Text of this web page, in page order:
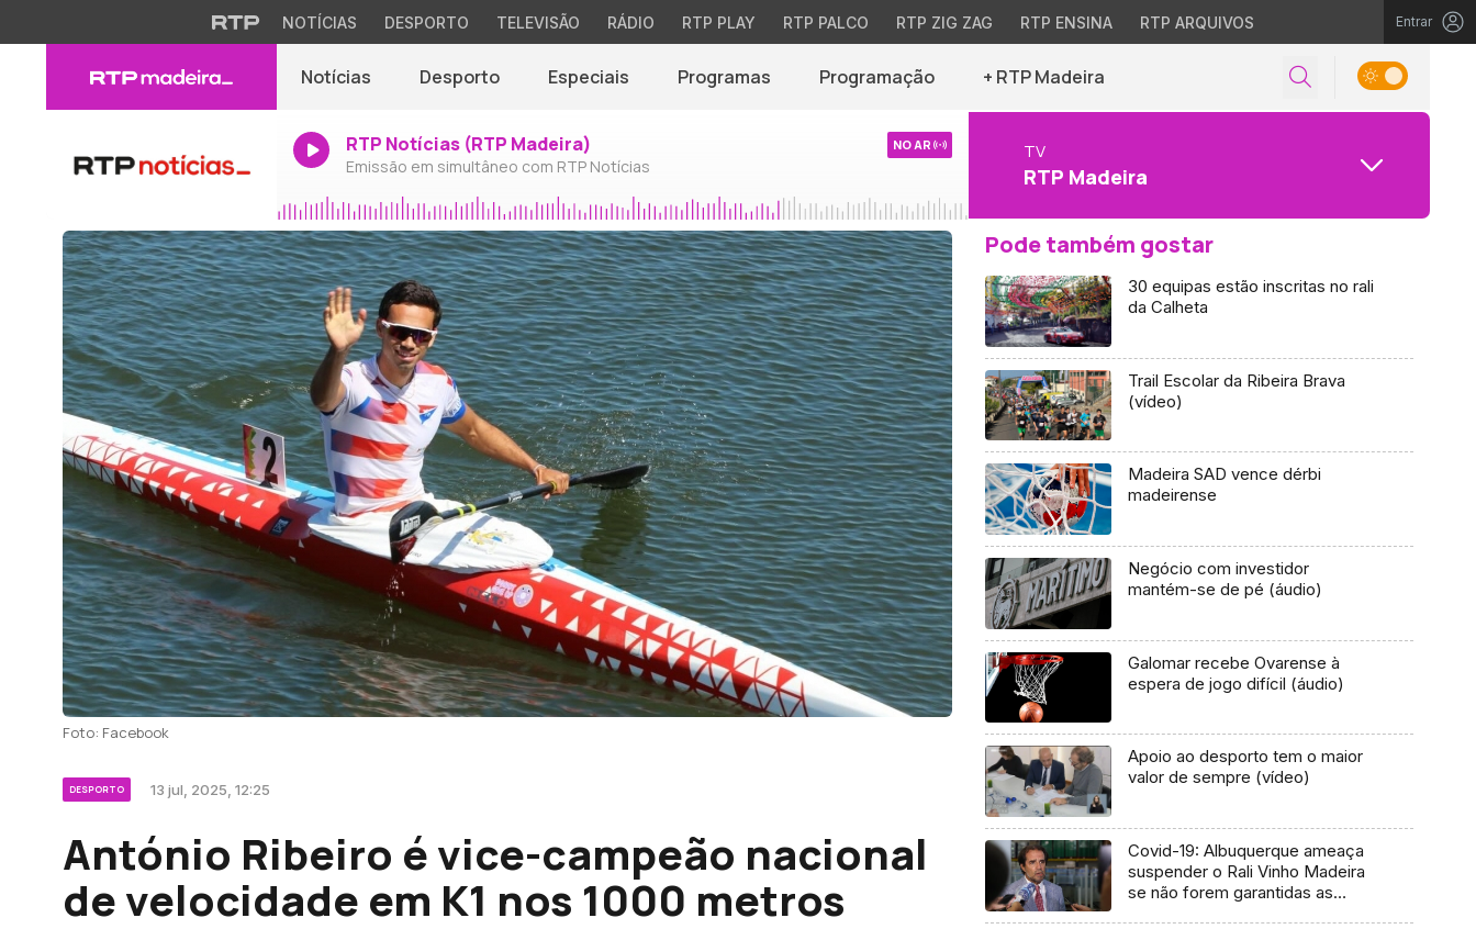
NOTÍCIAS DESPORTO TELEVISÃO RÁDIO RTP PLAY RTP PALCO RTP ZIG ZAG RTP ENSINA RTP ARQUIVOS Entrar
Notícias Desporto Especiais Programas Programação + RTP Madeira
RTP Notícias (RTP Madeira)
Emissão em simultâneo com RTP Notícias
NO AR TV
RTP Madeira
Foto: Facebook
DESPORTO 13 jul, 2025, 12:25
António Ribeiro é vice-campeão nacional
de velocidade em K1 nos 1000 metros
Pode também gostar
30 equipas estão inscritas no rali
da Calheta
Trail Escolar da Ribeira Brava
(vídeo)
Madeira SAD vence dérbi
madeirense
Negócio com investidor
mantém-se de pé (áudio)
Galomar recebe Ovarense à
espera de jogo difícil (áudio)
Apoio ao desporto tem o maior
valor de sempre (vídeo)
Covid-19: Albuquerque ameaça
suspender o Rali Vinho Madeira
se não forem garantidas as